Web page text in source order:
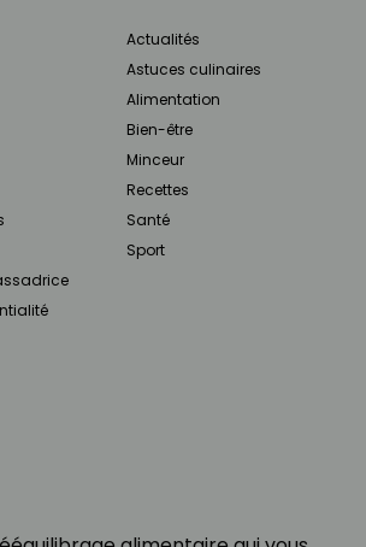
Actualités
Astuces culinaires
Alimentation
Bien-être
Minceur
Recettes
Santé
Sport